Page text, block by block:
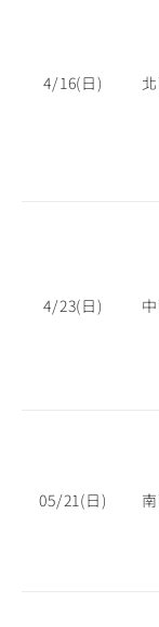
4/16(日)
4/23(日)
05/21(日)